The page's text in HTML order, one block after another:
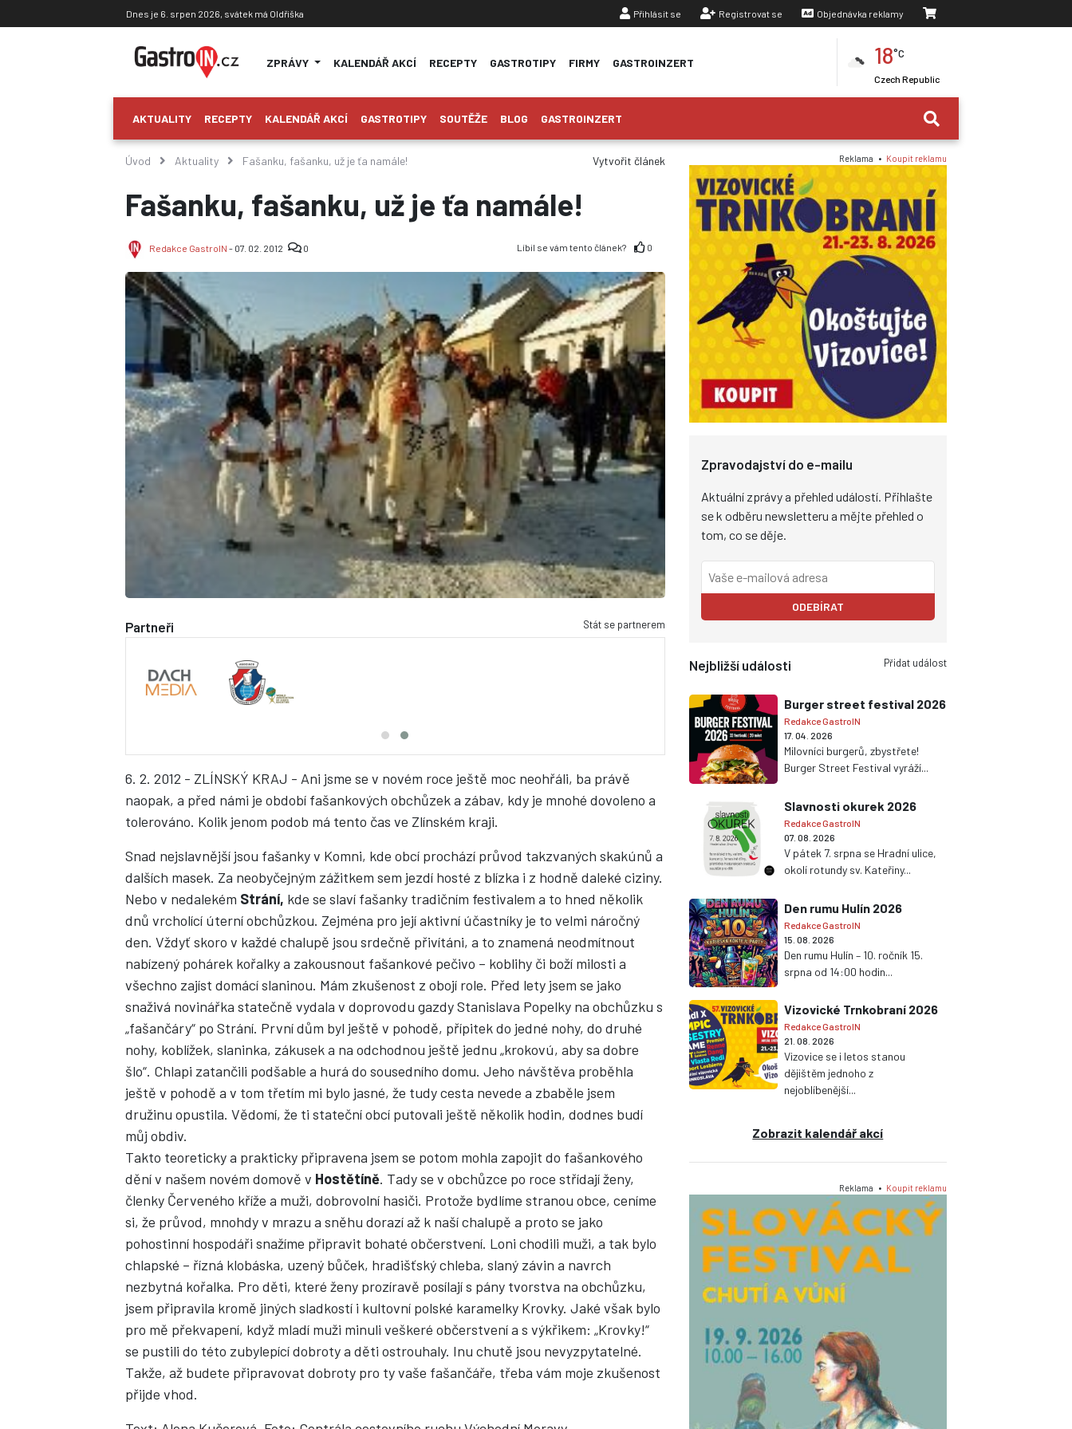
Dnes je 6. srpen 2026, svátek má Oldřiška Přihlásit se Registrovat se Objednávka reklamy
ZPRÁVY KALENDÁŘ AKCÍ RECEPTY GASTROTIPY FIRMY GASTROINZERT 18°C
Czech Republic
AKTUALITY RECEPTY KALENDÁŘ AKCÍ GASTROTIPY SOUTĚŽE BLOG GASTROINZERT
Úvod Aktuality Fašanku, fašanku, už je ťa namále! Vytvořit článek
Fašanku, fašanku, už je ťa namále!
Redakce GastroIN - 07. 02. 2012 0 Líbil se vám tento článek? 0
Partneři Stát se partnerem
6. 2. 2012 - ZLÍNSKÝ KRAJ - Ani jsme se v novém roce ještě moc neohřáli, ba právě
naopak, a před námi je období fašankových obchůzek a zábav, kdy je mnohé dovoleno a
tolerováno. Kolik jenom podob má tento čas ve Zlínském kraji.
Snad nejslavnější jsou fašanky v Komni, kde obcí prochází průvod takzvaných skakúnů a
dalších masek. Za neobyčejným zážitkem sem jezdí hosté z blízka i z hodně daleké ciziny.
Nebo v nedalekém Strání, kde se slaví fašanky tradičním festivalem a to hned několik
dnů vrcholící úterní obchůzkou. Zejména pro její aktivní účastníky je to velmi náročný
den. Vždyť skoro v každé chalupě jsou srdečně přivítáni, a to znamená neodmítnout
nabízený pohárek kořalky a zakousnout fašankové pečivo – koblihy či boží milosti a
všechno zajíst domácí slaninou. Mám zkušenost z obojí role. Před lety jsem se jako
snaživá novinářka statečně vydala v doprovodu gazdy Stanislava Popelky na obchůzku s
„fašančáry“ po Strání. První dům byl ještě v pohodě, přípitek do jedné nohy, do druhé
nohy, koblížek, slaninka, zákusek a na odchodnou ještě jednu „krokovú, aby sa dobre
šlo“. Chlapi zatančili podšable a hurá do sousedního domu. Jeho návštěva proběhla
ještě v pohodě a v tom třetím mi bylo jasné, že tudy cesta nevede a zbaběle jsem
družinu opustila. Vědomí, že ti stateční obcí putovali ještě několik hodin, dodnes budí
můj obdiv.
Takto teoreticky a prakticky připravena jsem se potom mohla zapojit do fašankového
dění v našem novém domově v Hostětíně. Tady se v obchůzce po roce střídají ženy,
členky Červeného kříže a muži, dobrovolní hasiči. Protože bydlíme stranou obce, ceníme
si, že průvod, mnohdy v mrazu a sněhu dorazí až k naší chalupě a proto se jako
pohostinní hospodáři snažíme připravit bohaté občerstvení. Loni chodili muži, a tak bylo
chlapské – řízná klobáska, uzený bůček, hradišťský chleba, slaný závin a navrch
nezbytná kořalka. Pro děti, které ženy prozíravě posílají s pány tvorstva na obchůzku,
jsem připravila kromě jiných sladkostí i kultovní polské karamelky Krovky. Jaké však bylo
pro mě překvapení, když mladí muži minuli veškeré občerstvení a s výkřikem: „Krovky!“
se pustili do této zubylepící dobroty a děti ostrouhaly. Inu chutě jsou nevyzpytatelné.
Takže, až budete připravovat dobroty pro ty vaše fašančáře, třeba vám moje zkušenost
přijde vhod.
Reklama • Koupit reklamu
Zpravodajství do e-mailu
Aktuální zprávy a přehled událostí. Přihlašte
se k odběru newsletteru a mějte přehled o
tom, co se děje.
ODEBÍRAT
Nejbližší události Přidat událost
Burger street festival 2026
Redakce GastroIN
17. 04. 2026
Milovníci burgerů, zbystřete!
Burger Street Festival vyráží...
Slavnosti okurek 2026
Redakce GastroIN
07. 08. 2026
V pátek 7. srpna se Hradní ulice,
okolí rotundy sv. Kateřiny...
Den rumu Hulín 2026
Redakce GastroIN
15. 08. 2026
Den rumu Hulín – 10. ročník 15.
srpna od 14:00 hodin...
Vizovické Trnkobraní 2026
Redakce GastroIN
21. 08. 2026
Vizovice se i letos stanou
dějištěm jednoho z
nejoblíbenější...
Zobrazit kalendář akcí
Reklama • Koupit reklamu